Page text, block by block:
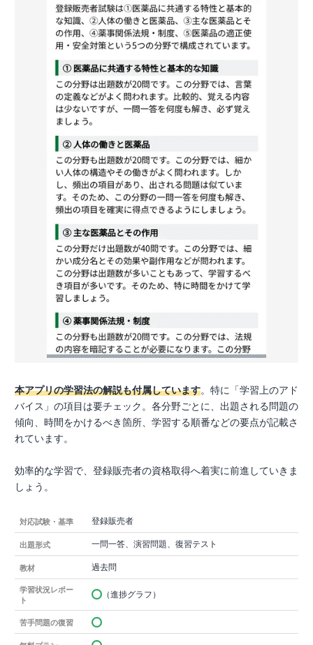
本アプリの学習法の解説も付属しています。特に「学習上のアド
バイス」の項目は要チェック。各分野ごとに、出題される問題の
傾向、時間をかけるべき箇所、学習する順番などの要点が記載さ
れています。
効率的な学習で、登録販売者の資格取得へ着実に前進していきま
しょう。
対応試験・基準 登録販売者
出題形式 一問一答、演習問題、復習テスト
教材 過去問
学習状況レポー
ト
（進捗グラフ）
苦手問題の復習